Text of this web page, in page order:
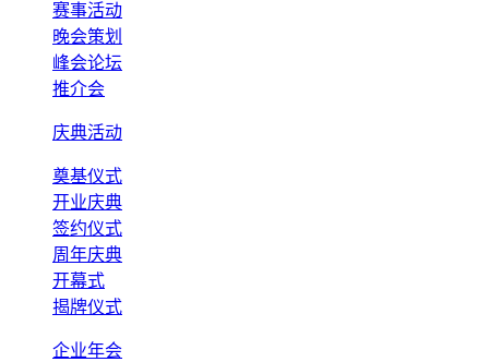
赛事活动
晚会策划
峰会论坛
推介会
庆典活动
奠基仪式
开业庆典
签约仪式
周年庆典
开幕式
揭牌仪式
企业年会